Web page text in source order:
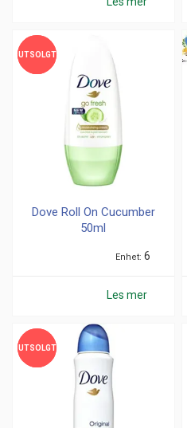
UTSOLGT
UTSOLGT
Dove Roll On Cucumber
50ml
Enhet 6
Les mer
UTSOLGT
UTSOLGT